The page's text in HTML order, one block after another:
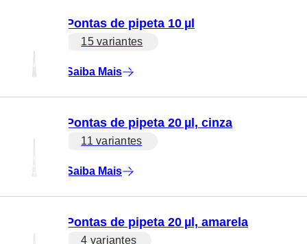
Pontas de pipeta 10 µl
15 variantes
Saiba Mais
Pontas de pipeta 20 µl, cinza
11 variantes
Saiba Mais
Pontas de pipeta 20 µl, amarela
4 variantes